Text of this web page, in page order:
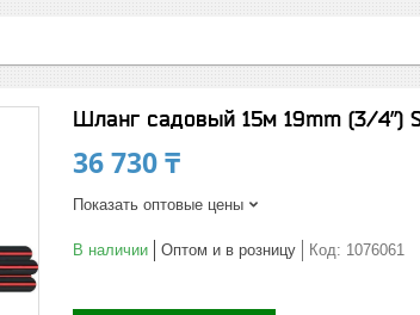
Шланг садовый 15м 19mm (3/4”)
36 730 ₸
Показать оптовые цены
В наличии Оптом и в розницу Код: 1076061